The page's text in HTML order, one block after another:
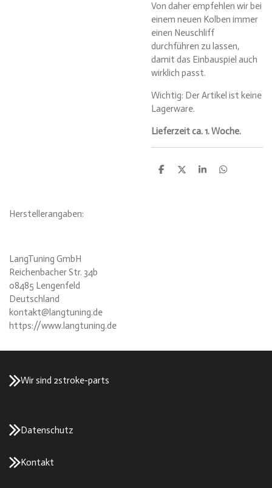
Von daher empfehlen wir bei
einem neuen Kolben immer
einen Neuschliff
durchführen zu lassen,
damit das Einbauspiel auch
wirklich passt.
Wichtig: Der Artikel ist keine
Lagerware.
Lieferzeit ca. 1. Woche.
T
T
T
T
Herstellerangaben:
LangTuning GmbH
Reichenbacher Str. 34b
08485 Lengenfeld
Deutschland
kontakt@langtuning.de
https://www.langtuning.de
Wir sind 2stroke-parts
Datenschutz
Kontakt